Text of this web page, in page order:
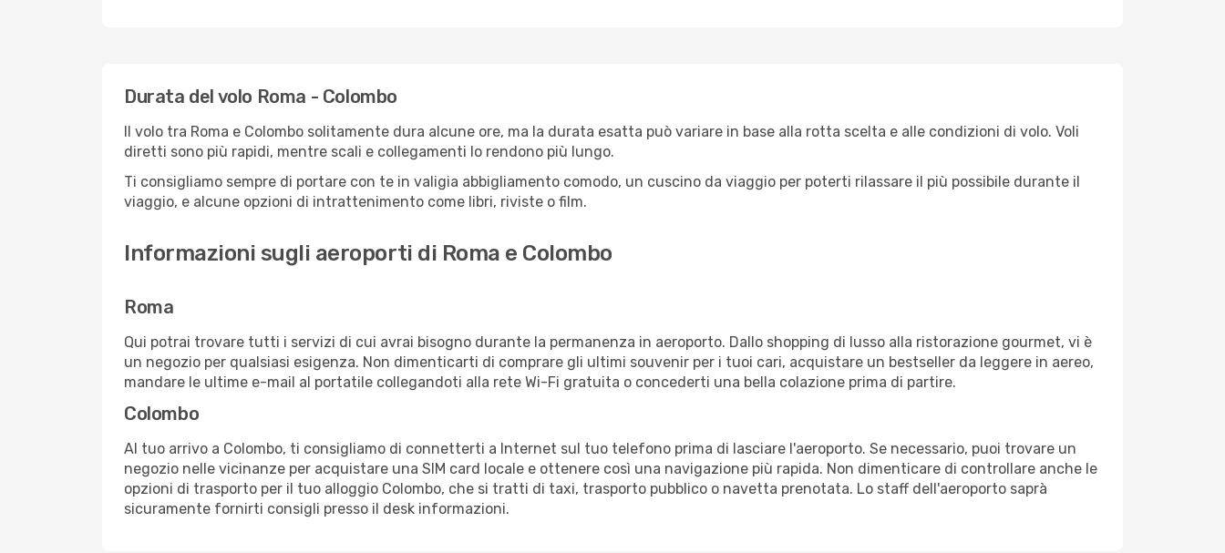
Durata del volo Roma - Colombo
Il volo tra Roma e Colombo solitamente dura alcune ore, ma la durata esatta può variare in base alla rotta scelta e alle condizioni di volo. Voli
diretti sono più rapidi, mentre scali e collegamenti lo rendono più lungo.
Ti consigliamo sempre di portare con te in valigia abbigliamento comodo, un cuscino da viaggio per poterti rilassare il più possibile durante il
viaggio, e alcune opzioni di intrattenimento come libri, riviste o film.
Informazioni sugli aeroporti di Roma e Colombo
Roma
Qui potrai trovare tutti i servizi di cui avrai bisogno durante la permanenza in aeroporto. Dallo shopping di lusso alla ristorazione gourmet, vi è
un negozio per qualsiasi esigenza. Non dimenticarti di comprare gli ultimi souvenir per i tuoi cari, acquistare un bestseller da leggere in aereo,
mandare le ultime e-mail al portatile collegandoti alla rete Wi-Fi gratuita o concederti una bella colazione prima di partire.
Colombo
Al tuo arrivo a Colombo, ti consigliamo di connetterti a Internet sul tuo telefono prima di lasciare l'aeroporto. Se necessario, puoi trovare un
negozio nelle vicinanze per acquistare una SIM card locale e ottenere così una navigazione più rapida. Non dimenticare di controllare anche le
opzioni di trasporto per il tuo alloggio Colombo, che si tratti di taxi, trasporto pubblico o navetta prenotata. Lo staff dell'aeroporto saprà
sicuramente fornirti consigli presso il desk informazioni.